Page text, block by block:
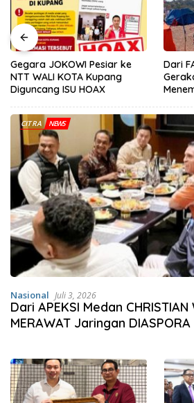
Gegara JOKOWI Pesiar ke
NTT WALI KOTA Kupang
Diguncang ISU HOAX
Dari
CITRA NEWS
Nasional Juli 3, 2026
Dari APEKSI Medan
MERAWAT Jaringan